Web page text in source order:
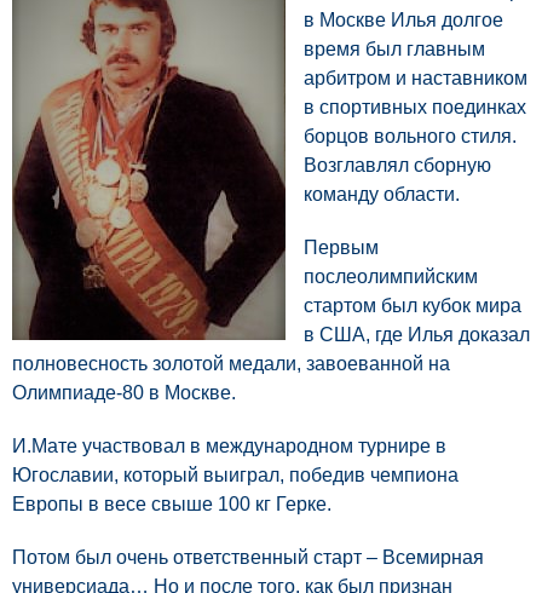
в Москве Илья долгое
время был главным
арбитром и наставником
в спортивных поединках
борцов вольного стиля.
Возглавлял сборную
команду области.
Первым
послеолимпийским
стартом был кубок мира
в США, где Илья доказал
полновесность золотой медали, завоеванной на
Олимпиаде-80 в Москве.
И.Мате участвовал в международном турнире в
Югославии, который выиграл, победив чемпиона
Европы в весе свыше 100 кг Герке.
Потом был очень ответственный старт – Всемирная
универсиада… Но и после того, как был признан